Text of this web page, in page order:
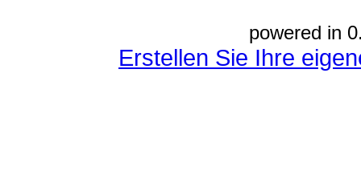
powered in
Erstellen Sie Ihre